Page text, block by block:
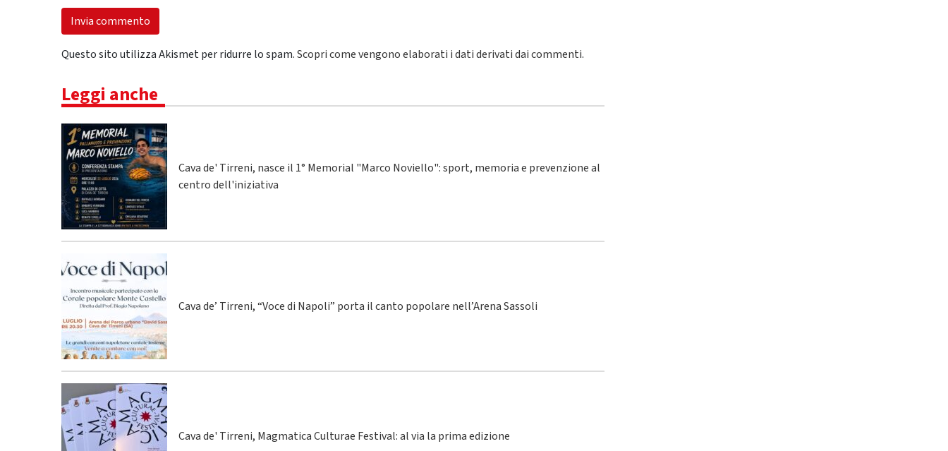
Questo sito utilizza Akismet per ridurre lo spam.Scopri come vengono elaborati i dati derivati dai commenti.
Leggi anche
Cava de' Tirreni, nasce il 1° Memorial "Marco Noviello": sport, memoria e prevenzione al
centro dell'iniziativa
Cava de’ Tirreni, “Voce di Napoli” porta il canto popolare nell’Arena Sassoli
Cava de' Tirreni, Magmatica Culturae Festival: al via la prima edizione